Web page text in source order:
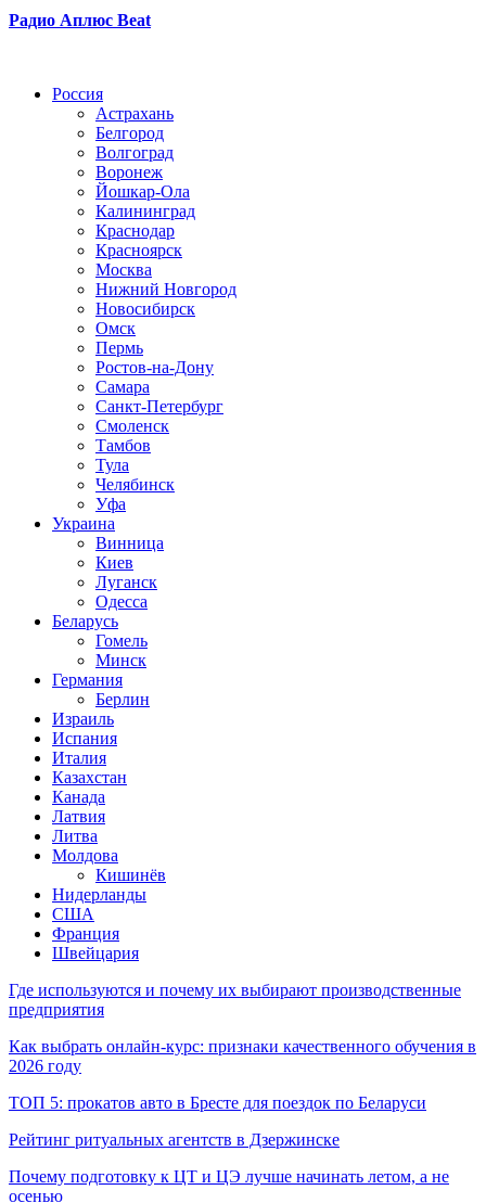
Радио Аплюс Beat
Россия
Астрахань
Белгород
Волгоград
Воронеж
Йошкар-Ола
Калининград
Краснодар
Красноярск
Москва
Нижний Новгород
Новосибирск
Омск
Пермь
Ростов-на-Дону
Самара
Санкт-Петербург
Смоленск
Тамбов
Тула
Челябинск
Уфа
Украина
Винница
Киев
Луганск
Одесса
Беларусь
Гомель
Минск
Германия
Берлин
Израиль
Испания
Италия
Казахстан
Канада
Латвия
Литва
Молдова
Кишинёв
Нидерланды
США
Франция
Швейцария
Где используются и почему их выбирают производственные
предприятия
Как выбрать онлайн-курс: признаки качественного обучения в
2026 году
ТОП 5: прокатов авто в Бресте для поездок по Беларуси
Рейтинг ритуальных агентств в Дзержинске
Почему подготовку к ЦТ и ЦЭ лучше начинать летом, а не
осенью